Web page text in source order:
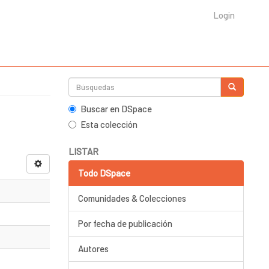
Login
Buscar en DSpace
Esta colección
LISTAR
Todo DSpace
Comunidades & Colecciones
Por fecha de publicación
Autores